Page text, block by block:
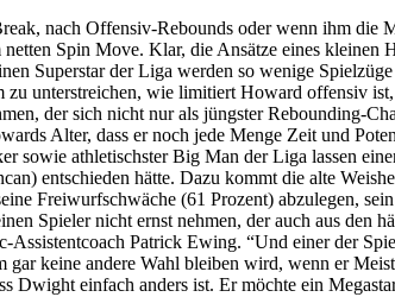
nach Offensiv-Rebounds oder wenn ihm die
Spin Move. Klar, die Ansätze eines kleinen
Superstar der Liga werden so wenige
unterstreichen, wie limitiert Howard offensiv
der sich nicht nur als jüngster Rebounding-
Alter, dass er noch jede Menge Zeit und
sowie athletischster Big Man der Liga lassen
entschieden hätte. Dazu kommt die alte
Freiwurfschwäche (61 Prozent) abzulegen,
Spieler nicht ernst nehmen, der auch aus den
Patrick Ewing. “Und einer der
gar keine andere Wahl bleiben wird, wenn er
Dwight einfach anders ist. Er möchte ein